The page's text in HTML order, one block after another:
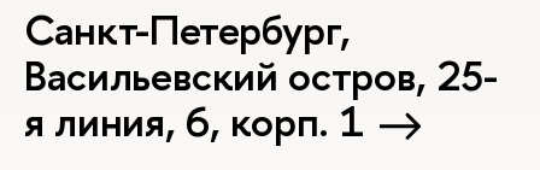
Санкт-Петербург,
Васильевский остров, 25-
я линия, 6, корп. 1